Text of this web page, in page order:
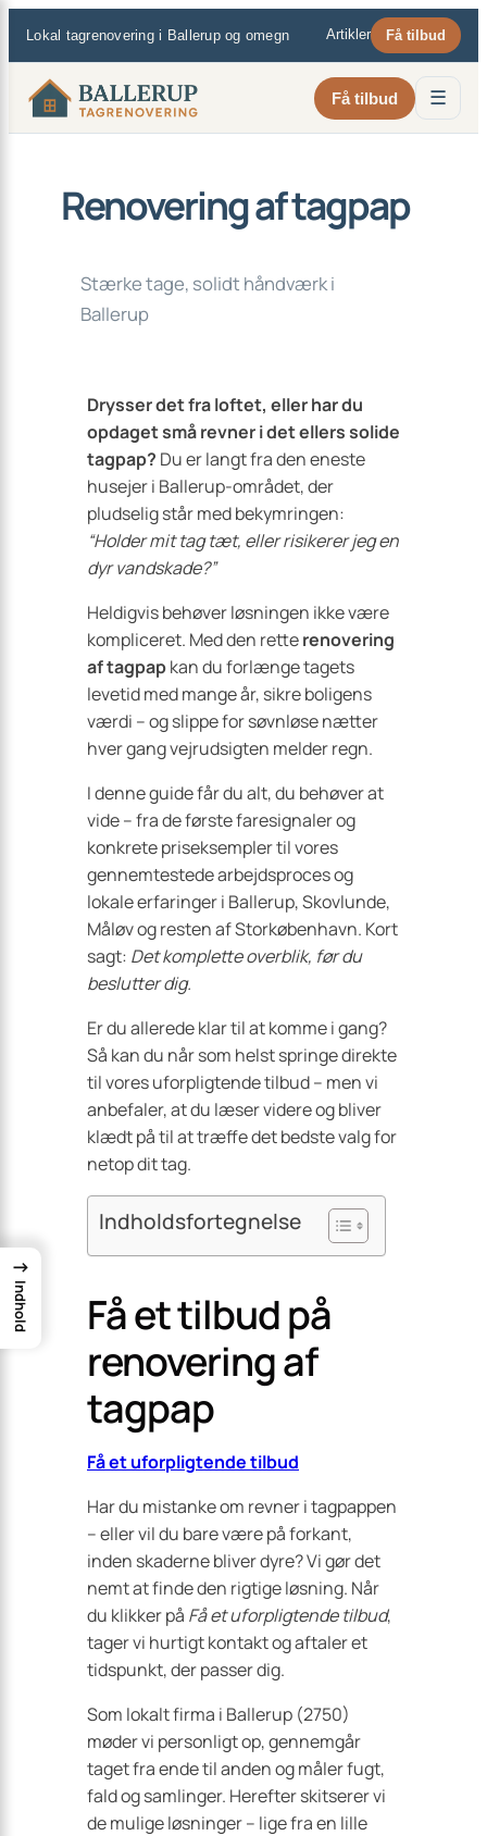
indhold
Lokal tagrenovering i Ballerup og omegn Artikler Få tilbud
Få tilbud ☰
Renovering af tagpap
Stærke tage, solidt håndværk i
Ballerup
Drysser det fra loftet, eller har du
opdaget små revner i det ellers solide
tagpap? Du er langt fra den eneste
husejer i Ballerup-området, der
pludselig står med bekymringen:
“Holder mit tag tæt, eller risikerer jeg en
dyr vandskade?”
Heldigvis behøver løsningen ikke være
kompliceret. Med den retterenovering
af tagpapkan du forlænge tagets
levetid med mange år, sikre boligens
værdi – og slippe for søvnløse nætter
hver gang vejrudsigten melder regn.
I denne guide får du alt, du behøver at
vide – fra de første faresignaler og
konkrete priseksempler til vores
gennemtestede arbejdsproces og
lokale erfaringer i Ballerup, Skovlunde,
Måløv og resten af Storkøbenhavn. Kort
sagt: Det komplette overblik, før du
beslutter dig.
Er du allerede klar til at komme i gang?
Så kan du når som helst springe direkte
til vores uforpligtende tilbud – men vi
anbefaler, at du læser videre og bliver
klædt på til at træffe det bedste valg for
netop dit tag.
Indholdsfortegnelse
Få et tilbud på
renovering af
tagpap
Få et uforpligtende tilbud
Har du mistanke om revner i tagpappen
– eller vil du bare være på forkant,
inden skaderne bliver dyre? Vi gør det
nemt at finde den rigtige løsning. Når
du klikker på Få et uforpligtende tilbud,
tager vi hurtigt kontakt og aftaler et
tidspunkt, der passer dig.
Som lokalt firma i Ballerup (2750)
møder vi personligt op, gennemgår
taget fra ende til anden og måler fugt,
fald og samlinger. Herefter skitserer vi
de mulige løsninger – lige fra en lille
→
Indhold